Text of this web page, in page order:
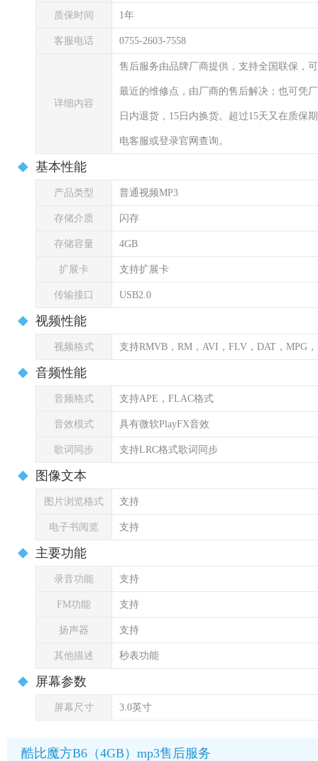
质保时间 1年
客服电话 0755-2603-7558
详细内容
售后服务由品牌厂商提供，支持全国联保，
最近的维修点，由厂商的售后解决；也可凭
日内退货，15日内换货。超过15天又在质保
电客服或登录官网查询。
基本性能
产品类型 普通视频MP3
存储介质 闪存
存储容量 4GB
扩展卡 支持扩展卡
传输接口 USB2.0
视频性能
视频格式 支持RMVB，RM，AVI，FLV，DAT，MPG
音频性能
音频格式 支持APE，FLAC格式
音效模式 具有微软PlayFX音效
歌词同步 支持LRC格式歌词同步
图像文本
图片浏览格式 支持
电子书阅览 支持
主要功能
录音功能 支持
FM功能 支持
扬声器 支持
其他描述 秒表功能
屏幕参数
屏幕尺寸 3.0英寸
酷比魔方B6（4GB）mp3售后服务